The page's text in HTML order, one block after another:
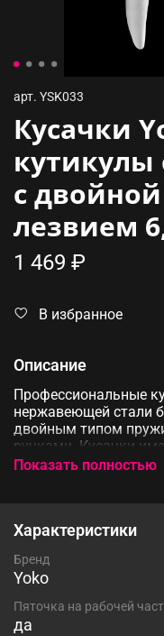
арт. YSK033
Кусачки
кутикулы
с
лезвием
1 469 ₽
В избранное
Описание
Профессиональные
нержавеющей стали
двойным типом
ручками. Кусачки
заточку рабочей
Показать полностью
Характеристики
Бренд
Yoko
Пяточка на рабочей
да